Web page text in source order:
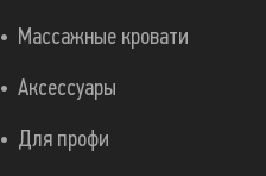
Массажные кровати
Аксессуары
Для профи